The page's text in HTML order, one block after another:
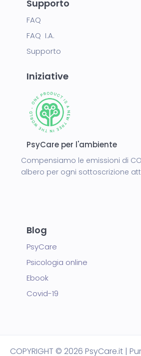
Supporto
FAQ
FAQ I.A.
Supporto
Iniziative
PsyCare per l'ambiente
Compensiamo le emissioni di
albero per ogni sottoscrizione
Blog
PsyCare
Psicologia online
Ebook
Covid-19
COPYRIGHT © 2026 PsyCare.it |